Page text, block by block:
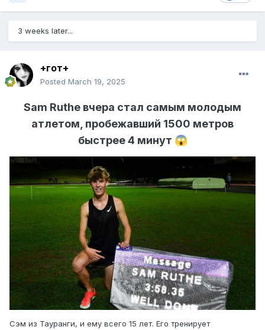
3 weeks later...
+гот+
Posted March 19, 2025
Sam Ruthe вчера стал самым молодым
атлетом, пробежавший 1500 метров
быстрее 4 минут 😱
Сэм из Тауранги, и ему всего 15 лет. Его тренирует